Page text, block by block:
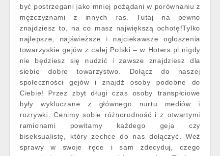
być postrzegani jako mniej pożądani w porównaniu z
mężczyznami z innych ras. Tutaj na pewno
znajdziesz to, na co masz największą ochotę!Tylko
najlepsze, najświeższe i najciekawsze ogłoszenia
towarzyskie gejów z całej Polski – w Hoters.pl nigdy
nie będziesz się nudzić i zawsze znajdziesz dla
siebie dobre towarzystwo. Dołącz do naszej
społeczności gejów i znajdź osoby podobne do
Ciebie! Przez zbyt długi czas osoby transpłciowe
były wykluczane z głównego nurtu mediów i
rozrywki. Cenimy sobie różnorodność i z otwartymi
ramionami powitamy każdego geja czy
biseksualistę, który zechce do nas dołączyć. Weź
sprawy w swoje ręce i sam zdecyduj, czego